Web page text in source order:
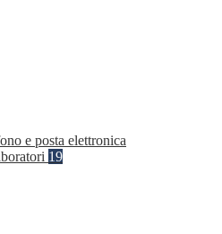
e posta elettronica
19